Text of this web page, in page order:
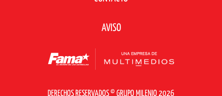
AVISO
DERECHOS RESERVADOS © GRUPO MILENIO 2026